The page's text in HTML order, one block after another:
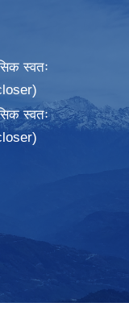
स्वतः
स्वतः